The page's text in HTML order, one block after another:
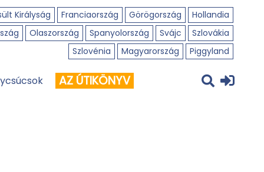
Királyság Franciaország Görögország
Hollandia
Olaszország Spanyolország Svájc
Szlovákia
Szlovénia
Magyarország Piggyland
AZ ÚTIKÖNYV